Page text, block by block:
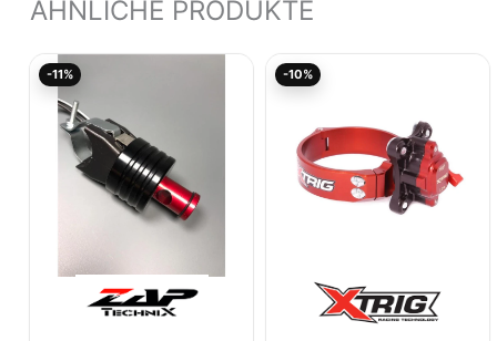
ÄHNLICHE PRODUKTE
-11%
Aktueller
-10%